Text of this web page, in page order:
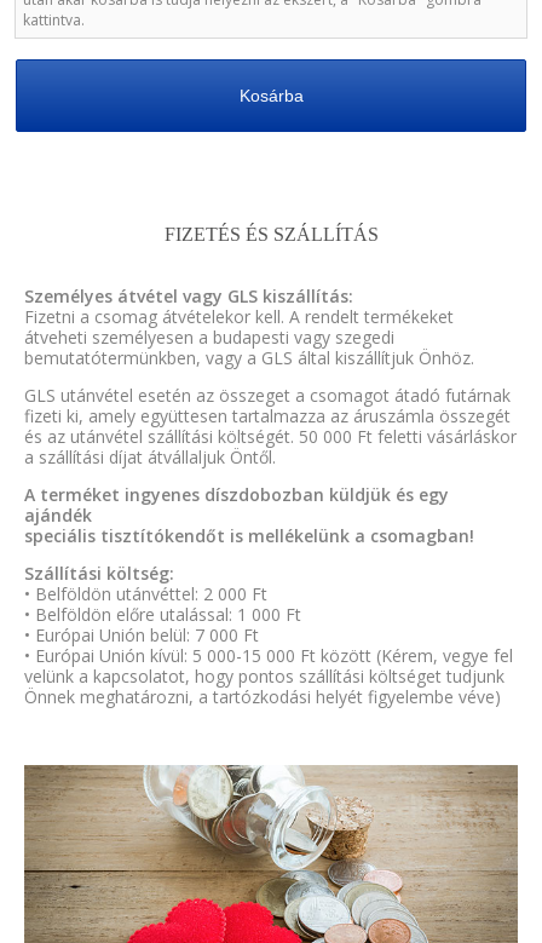
kattintva.
Kosárba
FIZETÉS ÉS SZÁLLÍTÁS
Személyes átvétel vagy GLS kiszállítás:
Fizetni a csomag átvételekor kell. A rendelt termékeket
átveheti személyesen a budapesti vagy szegedi
bemutatótermünkben, vagy a GLS által kiszállítjuk Önhöz.
GLS utánvétel esetén az összeget a csomagot átadó futárnak
fizeti ki, amely együttesen tartalmazza az áruszámla összegét
és az utánvétel szállítási költségét. 50 000 Ft feletti vásárláskor
a szállítási díjat átvállaljuk Öntől.
A terméket ingyenes díszdobozban küldjük és egy
ajándék
speciális tisztítókendőt is mellékelünk a csomagban!
Szállítási költség:
• Belföldön utánvéttel: 2 000 Ft
• Belföldön előre utalással: 1 000 Ft
• Európai Unión belül: 7 000 Ft
• Európai Unión kívül: 5 000-15 000 Ft között (Kérem, vegye fel
velünk a kapcsolatot, hogy pontos szállítási költséget tudjunk
Önnek meghatározni, a tartózkodási helyét figyelembe véve)